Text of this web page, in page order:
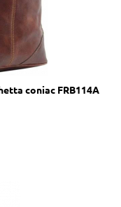
coniac FRB114A